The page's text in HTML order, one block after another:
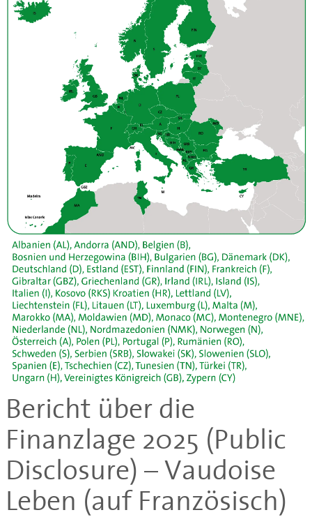
Bericht über die
Finanzlage 2025 (Public
Disclosure) – Vaudoise
Leben (auf Französisch)